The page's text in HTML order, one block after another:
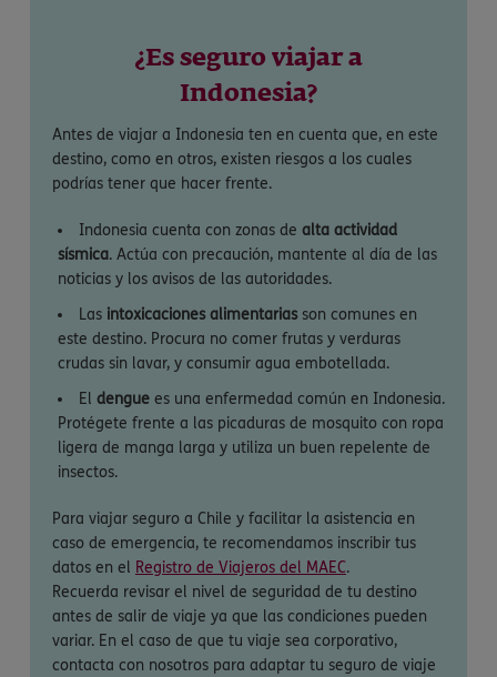
¿Es seguro viajar a
Indonesia?
Antes de viajar a Indonesia ten en cuenta que, en este
destino, como en otros, existen riesgos a los cuales
podrías tener que hacer frente.
Indonesia cuenta con zonas de alta actividad
sísmica. Actúa con precaución, mantente al día de las
noticias y los avisos de las autoridades.
Las intoxicaciones alimentariasson comunes en
este destino. Procura no comer frutas y verduras
crudas sin lavar, y consumir agua embotellada.
El denguees una enfermedad común en Indonesia.
Protégete frente a las picaduras de mosquito con ropa
ligera de manga larga y utiliza un buen repelente de
insectos.
Para viajar seguro a Chile y facilitar la asistencia en
caso de emergencia, te recomendamos inscribir tus
datos en el Registro de Viajeros del MAEC.
Recuerda revisar el nivel de seguridad de tu destino
antes de salir de viaje ya que las condiciones pueden
variar. En el caso de que tu viaje sea corporativo,
contacta con nosotros para adaptar tu seguro de viaje